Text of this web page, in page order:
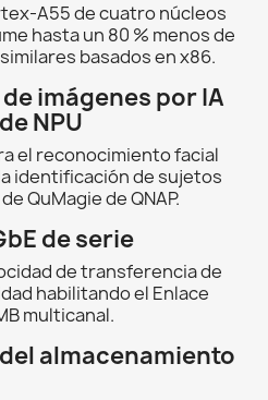
A55 de cuatro núcleos
hasta un 80 % menos de
basados en x86.
imágenes por IA
NPU
el reconocimiento facial
identificación de sujetos
QuMagie de QNAP.
de serie
de transferencia de
habilitando el Enlace
multicanal.
almacenamiento